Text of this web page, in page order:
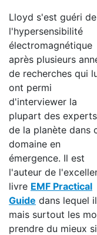
Lloyd s'est guéri de
l'hypersensibilité
électromagnétique
après plusieurs
de recherches qui
ont permi
d'interviewer la
plupart des experts
de la planète dans
domaine en
émergence. Il est
l'auteur de
livre EMF Practical
Guide dans lequel
mais surtout les
prendre du mieux